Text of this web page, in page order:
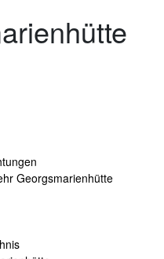
Georgsmarienhütte